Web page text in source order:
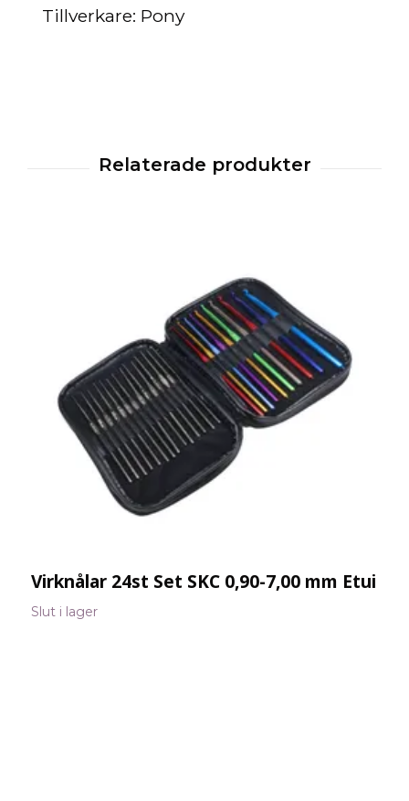
Tillverkare: Pony
Virknålar 24st Set SKC 0,90-7,00 mm Etui
Slut i lager